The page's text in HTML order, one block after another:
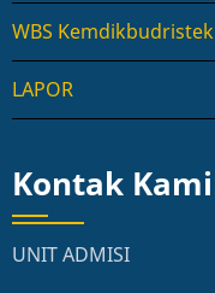
WBS Kemdikbudristek
LAPOR
Kontak Kami
UNIT ADMISI